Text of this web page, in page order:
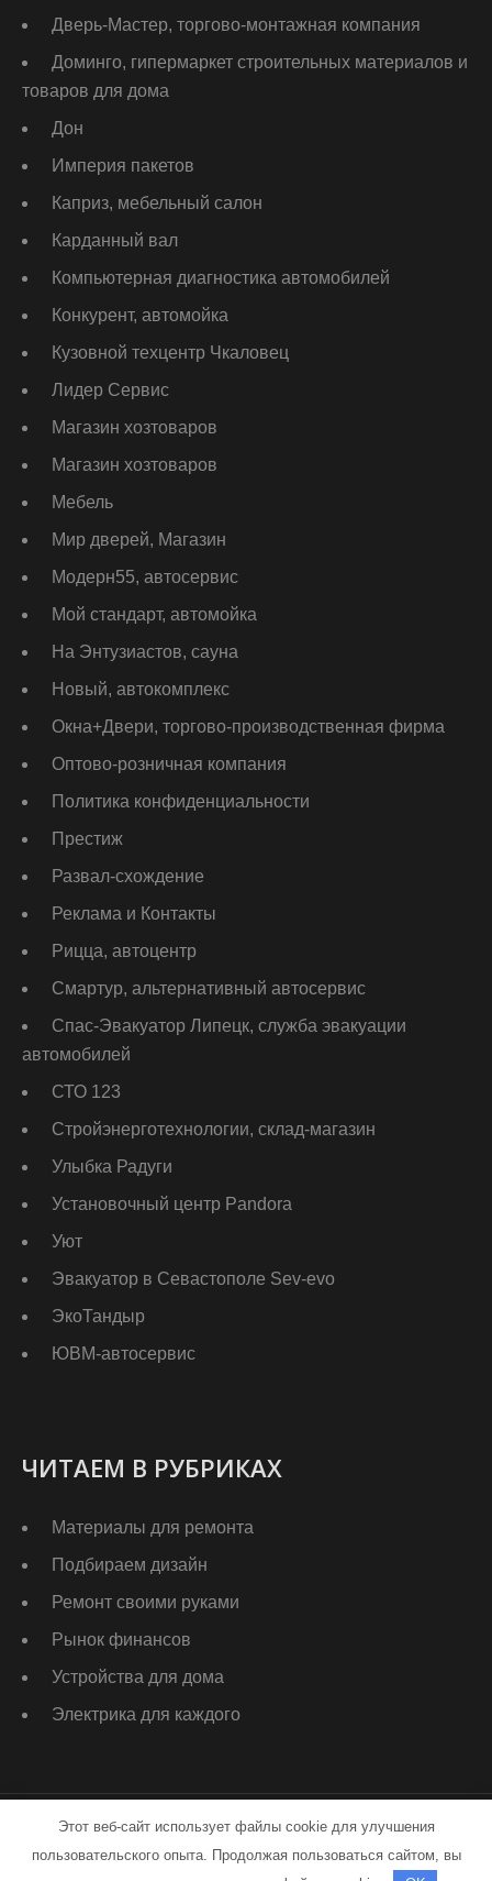
Дверь-Мастер, торгово-монтажная компания
Доминго, гипермаркет строительных материалов и
товаров для дома
Дон
Империя пакетов
Каприз, мебельный салон
Карданный вал
Компьютерная диагностика автомобилей
Конкурент, автомойка
Кузовной техцентр Чкаловец
Лидер Сервис
Магазин хозтоваров
Магазин хозтоваров
Мебель
Мир дверей, Магазин
Модерн55, автосервис
Мой стандарт, автомойка
На Энтузиастов, сауна
Новый, автокомплекс
Окна+Двери, торгово-производственная фирма
Оптово-розничная компания
Политика конфиденциальности
Престиж
Развал-схождение
Реклама и Контакты
Рицца, автоцентр
Смартур, альтернативный автосервис
Спас-Эвакуатор Липецк, служба эвакуации
автомобилей
СТО 123
Стройэнерготехнологии, склад-магазин
Улыбка Радуги
Установочный центр Pandora
Уют
Эвакуатор в Севастополе Sev-evo
ЭкоТандыр
ЮВМ-автосервис
ЧИТАЕМ В РУБРИКАХ
Материалы для ремонта
Подбираем дизайн
Ремонт своими руками
Рынок финансов
Устройства для дома
Электрика для каждого
stroy-app.ru - Работает на WordPress
Тема от Grace Themes
Этот веб-сайт использует файлы cookie для улучшения
пользовательского опыта. Продолжая пользоваться сайтом, вы